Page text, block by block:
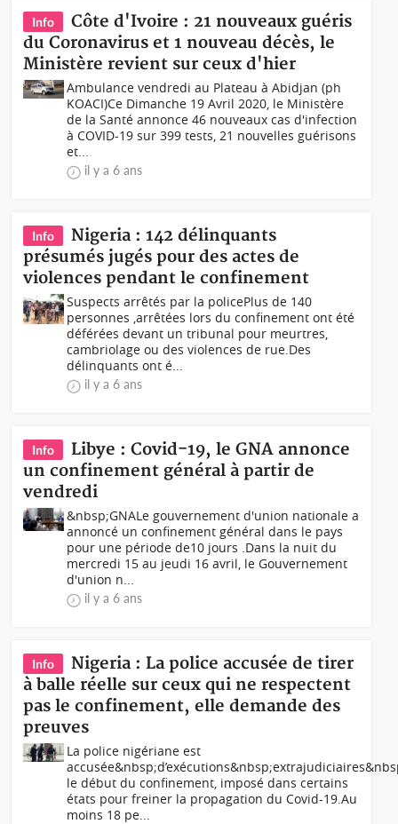
Info
Côte d'Ivoire : 21 nouveaux guéris
du Coronavirus et 1 nouveau décès, le
Ministère revient sur ceux d'hier
Ambulance vendredi au Plateau à Abidjan (ph
KOACI)Ce Dimanche 19 Avril 2020, le Ministère
de la Santé annonce 46 nouveaux cas d'infection
à COVID-19 sur 399 tests, 21 nouvelles guérisons
et...
il y a 6 ans
Info
Nigeria : 142 délinquants
présumés jugés pour des actes de
violences pendant le confinement
Suspects arrêtés par la policePlus de 140
personnes ,arrêtées lors du confinement ont été
déférées devant un tribunal pour meurtres,
cambriolage ou des violences de rue.Des
délinquants ont é...
il y a 6 ans
Info
Libye : Covid-19, le GNA annonce
un confinement général à partir de
vendredi
&nbsp;GNALe gouvernement d'union nationale a
annoncé un confinement général dans le pays
pour une période de10 jours .Dans la nuit du
mercredi 15 au jeudi 16 avril, le Gouvernement
d'union n...
il y a 6 ans
Info
Nigeria : La police accusée de tirer
à balle réelle sur ceux qui ne respectent
pas le confinement, elle demande des
preuves
La police nigériane est
le début du confinement, imposé dans certains
états pour freiner la propagation du Covid-19.Au
moins 18 pe...